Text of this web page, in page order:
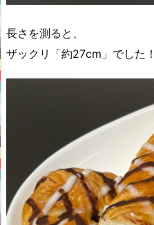
長さを測ると、
ザックリ「約27cm」でした！